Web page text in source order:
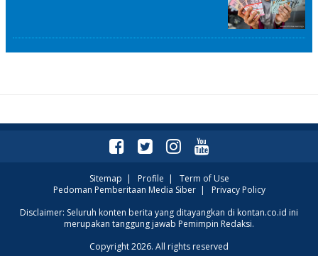
Sitemap | Profile | Term of Use
Pedoman Pemberitaan Media Siber| Privacy Policy
Disclaimer: Seluruh konten berita yang ditayangkan di kontan.co.id ini
merupakan tanggung jawab Pemimpin Redaksi.
Copyright 2026. All rights reserved